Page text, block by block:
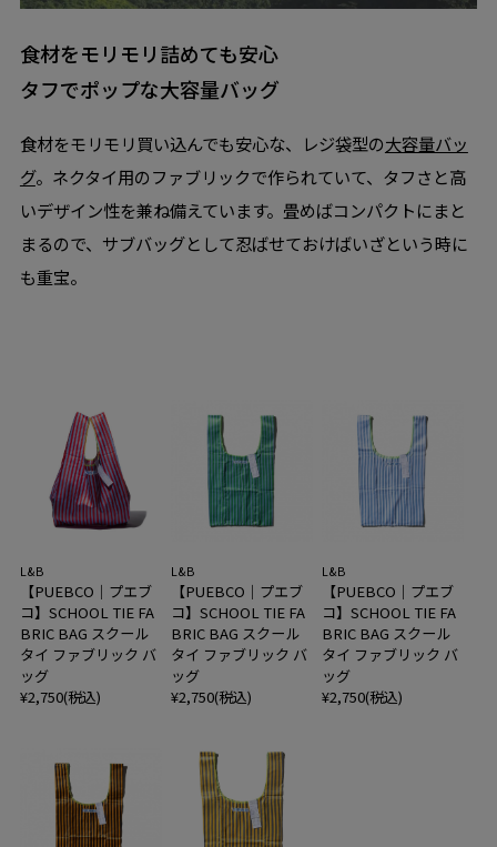
食材をモリモリ詰めても安心
タフでポップな大容量バッグ
食材をモリモリ買い込んでも安心な、レジ袋型の大容量バッ
グ。ネクタイ用のファブリックで作られていて、タフさと高
いデザイン性を兼ね備えています。畳めばコンパクトにまと
まるので、サブバッグとして忍ばせておけばいざという時に
も重宝。
L&B
【PUEBCO｜プエブ
コ】SCHOOL TIE FA
BRIC BAG スクール
タイ ファブリック バ
ッグ
¥2,750(税込)
L&B
【PUEBCO｜プエブ
コ】SCHOOL TIE FA
BRIC BAG スクール
タイ ファブリック バ
ッグ
¥2,750(税込)
L&B
【PUEBCO｜プエブ
コ】SCHOOL TIE FA
BRIC BAG スクール
タイ ファブリック バ
ッグ
¥2,750(税込)